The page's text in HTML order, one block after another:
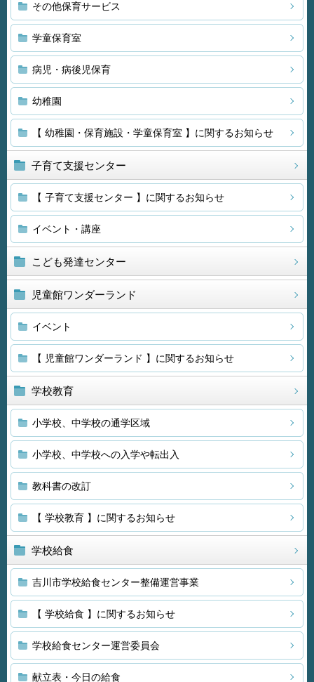
その他保育サービス
学童保育室
病児・病後児保育
幼稚園
【 幼稚園・保育施設・学童保育室 】に関するお知らせ
子育て支援センター
【 子育て支援センター 】に関するお知らせ
イベント・講座
こども発達センター
児童館ワンダーランド
イベント
【 児童館ワンダーランド 】に関するお知らせ
学校教育
小学校、中学校の通学区域
小学校、中学校への入学や転出入
教科書の改訂
【 学校教育 】に関するお知らせ
学校給食
吉川市学校給食センター整備運営事業
【 学校給食 】に関するお知らせ
学校給食センター運営委員会
献立表・今日の給食